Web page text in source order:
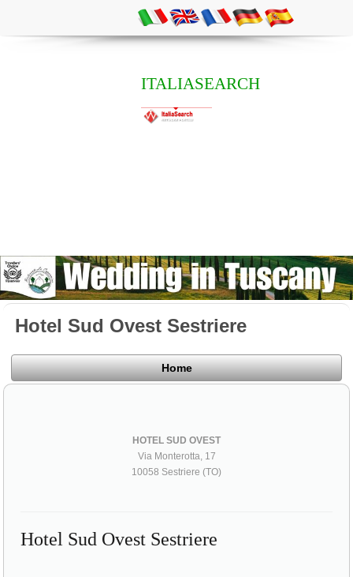
ITALIASEARCH
Hotel Sud Ovest Sestriere
Home
HOTEL SUD OVEST
Via Monterotta, 17
10058 Sestriere (TO)
Hotel Sud Ovest Sestriere